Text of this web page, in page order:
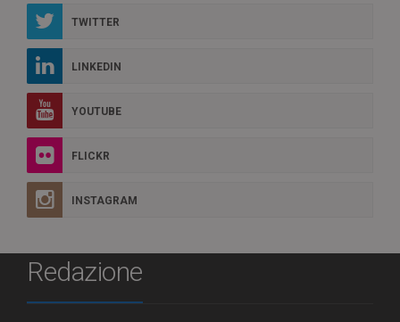
TWITTER
LINKEDIN
YOUTUBE
FLICKR
INSTAGRAM
Redazione